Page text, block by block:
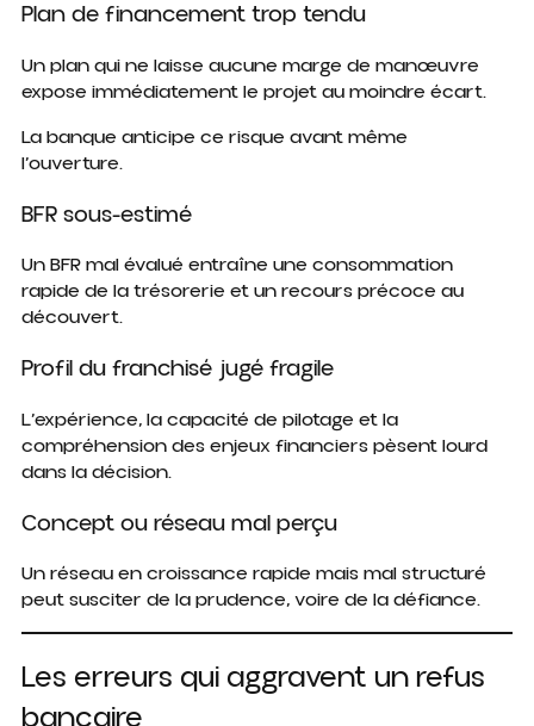
Plan de financement trop tendu
Un plan qui ne laisse aucune marge de manœuvre
expose immédiatement le projet au moindre écart.
La banque anticipe ce risque avant même
l’ouverture.
BFR sous-estimé
Un BFR mal évalué entraîne une consommation
rapide de la trésorerie et un recours précoce au
découvert.
Profil du franchisé jugé fragile
L’expérience, la capacité de pilotage et la
compréhension des enjeux financiers pèsent lourd
dans la décision.
Concept ou réseau mal perçu
Un réseau en croissance rapide mais mal structuré
peut susciter de la prudence, voire de la défiance.
Les erreurs qui aggravent un refus